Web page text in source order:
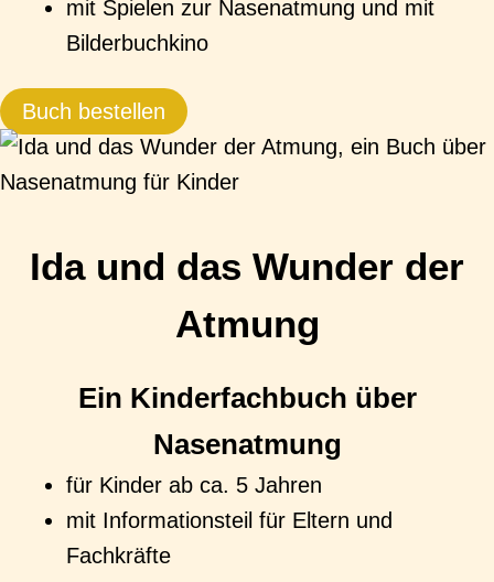
mit Spielen zur Nasenatmung und mit
Bilderbuchkino
Buch bestellen
Ida und das Wunder der
Atmung
Ein Kinderfachbuch über
Nasenatmung
für Kinder ab ca. 5 Jahren
mit Informationsteil für Eltern und
Fachkräfte